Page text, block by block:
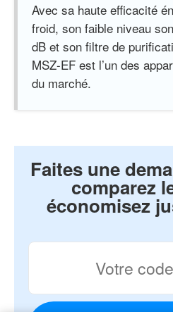
Avec sa haute efficacité
froid, son faible niveau
dB et son filtre de
MSZ-EF est l’un des
du marché.
Faites une
comparez
économisez